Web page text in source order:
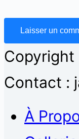
Laisser un
Contact :
À